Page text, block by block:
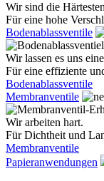
Wir sind die
Für eine hohe
Bodenablassventile
Wir lassen es uns
Für eine effiziente
Bodenablassventile
Membranventile
Wir arbeiten hart.
Für Dichtheit und
Membranventile
Papieranwendungen